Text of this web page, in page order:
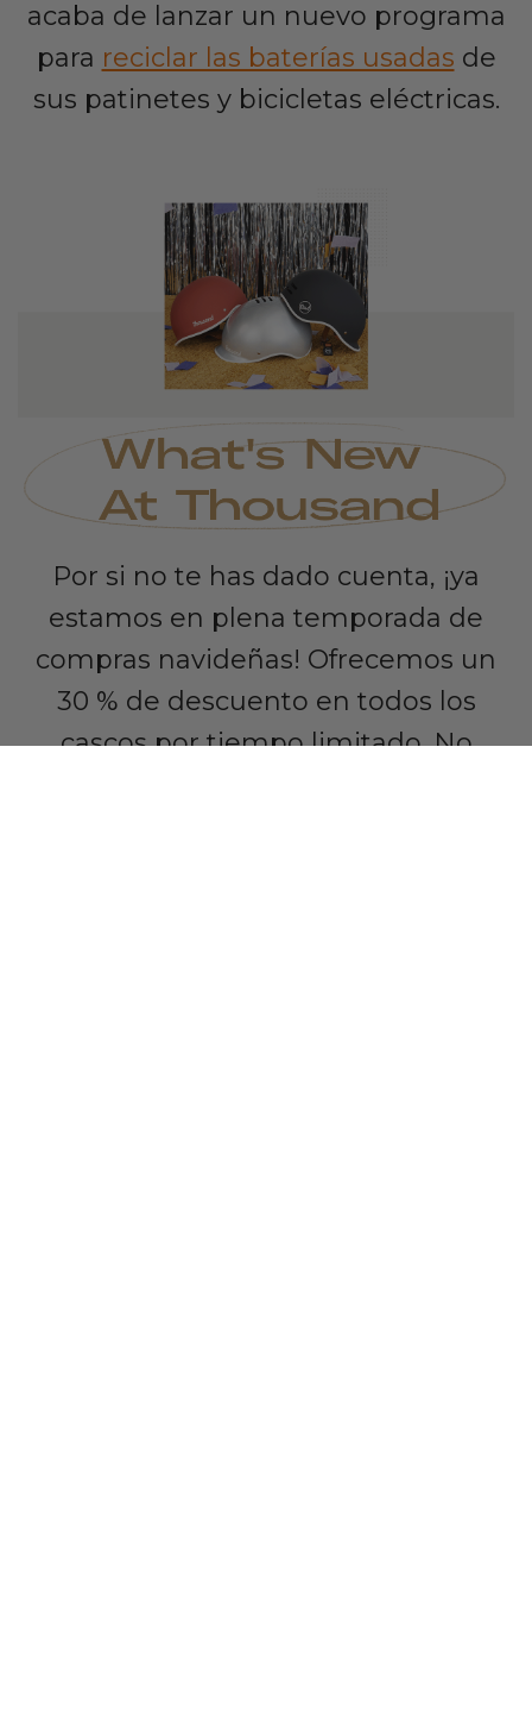
acaba de lanzar un nuevo programa
para reciclar las baterías usadas de
sus patinetes y bicicletas eléctricas.
Por si no te has dado cuenta, ¡ya
estamos en plena temporada de
compras navideñas! Ofrecemos un
30 % de descuento en todos los
cascos por tiempo limitado. No